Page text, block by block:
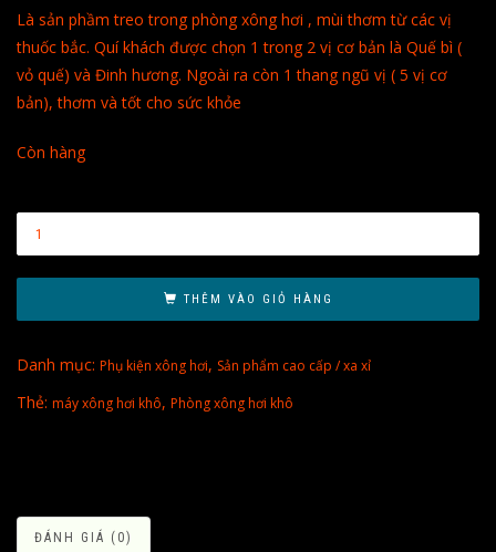
Là sản phầm treo trong phòng xông hơi , mùi thơm từ các vị
thuốc bắc. Quí khách được chọn 1 trong 2 vị cơ bản là Quế bì (
vỏ quế) và Đinh hương. Ngoài ra còn 1 thang ngũ vị ( 5 vị cơ
bản), thơm và tốt cho sức khỏe
Còn hàng
THÊM VÀO GIỎ HÀNG
Danh mục: Phụ kiện xông hơi, Sản phẩm cao cấp / xa xỉ
Thẻ: máy xông hơi khô, Phòng xông hơi khô
ĐÁNH GIÁ (0)